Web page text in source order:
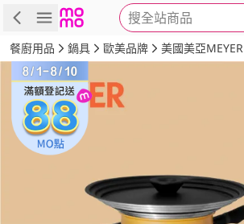
搜全站商品
商品 評價 詳情
餐廚用品 鍋具 歐美品牌 美國美亞MEYER